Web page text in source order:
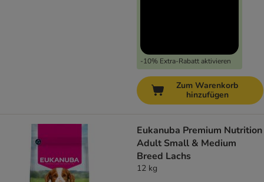
-10% Extra-Rabatt aktivieren
Zum Warenkorb
hinzufügen
Eukanuba Premium Nutrition
Adult Small & Medium
Breed Lachs
12 kg